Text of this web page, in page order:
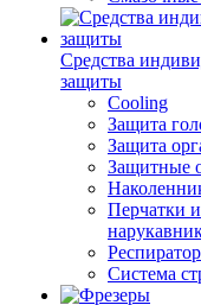
Средства
защиты
Cooling
Защита
Защита
Защитные
Перчатки и
Система